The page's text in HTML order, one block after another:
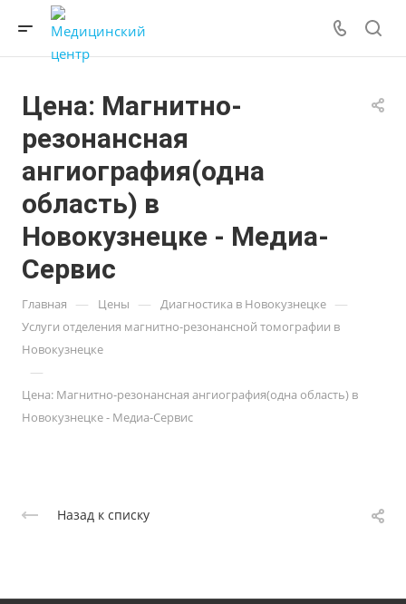
Цена: Магнитно-
резонансная
ангиография(одна
область) в
Новокузнецке - Медиа-
Сервис
Главная — Цены — Диагностика в Новокузнецке —
Услуги отделения магнитно-резонансной томографии в
Новокузнецке
—
Цена: Магнитно-резонансная ангиография(одна область) в
Новокузнецке - Медиа-Сервис
Назад к списку